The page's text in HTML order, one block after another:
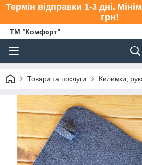
Термін відправки 1-3 дні.
грн!
ТМ "Комфорт"
Товари та послуги Килимки,